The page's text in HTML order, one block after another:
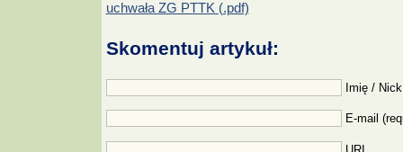
uchwała ZG PTTK (.pdf)
Skomentuj artykuł:
Imię /
E-mail